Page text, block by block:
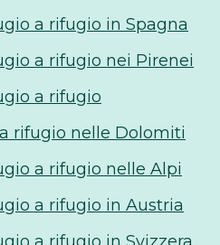
a rifugio in Spagna
a rifugio nei Pirenei
a rifugio
rifugio nelle Dolomiti
a rifugio nelle Alpi
a rifugio in Austria